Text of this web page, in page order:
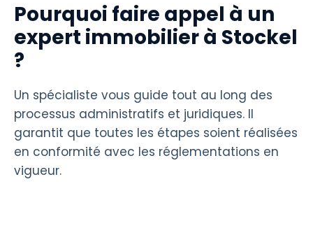
Pourquoi faire appel à un
expert immobilier à Stockel
?
Un spécialiste vous guide tout au long des
processus administratifs et juridiques. Il
garantit que toutes les étapes soient réalisées
en conformité avec les réglementations en
vigueur.